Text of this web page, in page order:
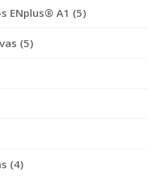
ENplus® A1 (5)
(5)
(4)